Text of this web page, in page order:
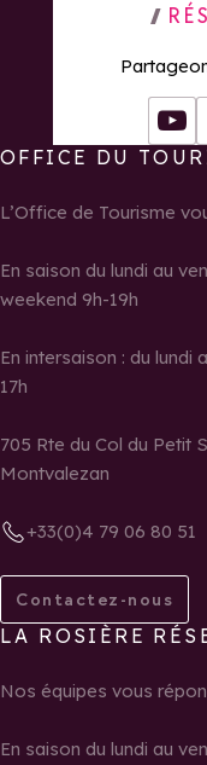
Youtube
OFFICE DU
L’Office de Tourisme
En saison du lundi au
weekend 9h-19h
En intersaison : du lundi
17h
705 Rte du Col du Petit
Montvalezan
+33(0)4 79 06 80 51
Contactez-nous
LA ROSIÈRE
Nos équipes vous
En saison du lundi au